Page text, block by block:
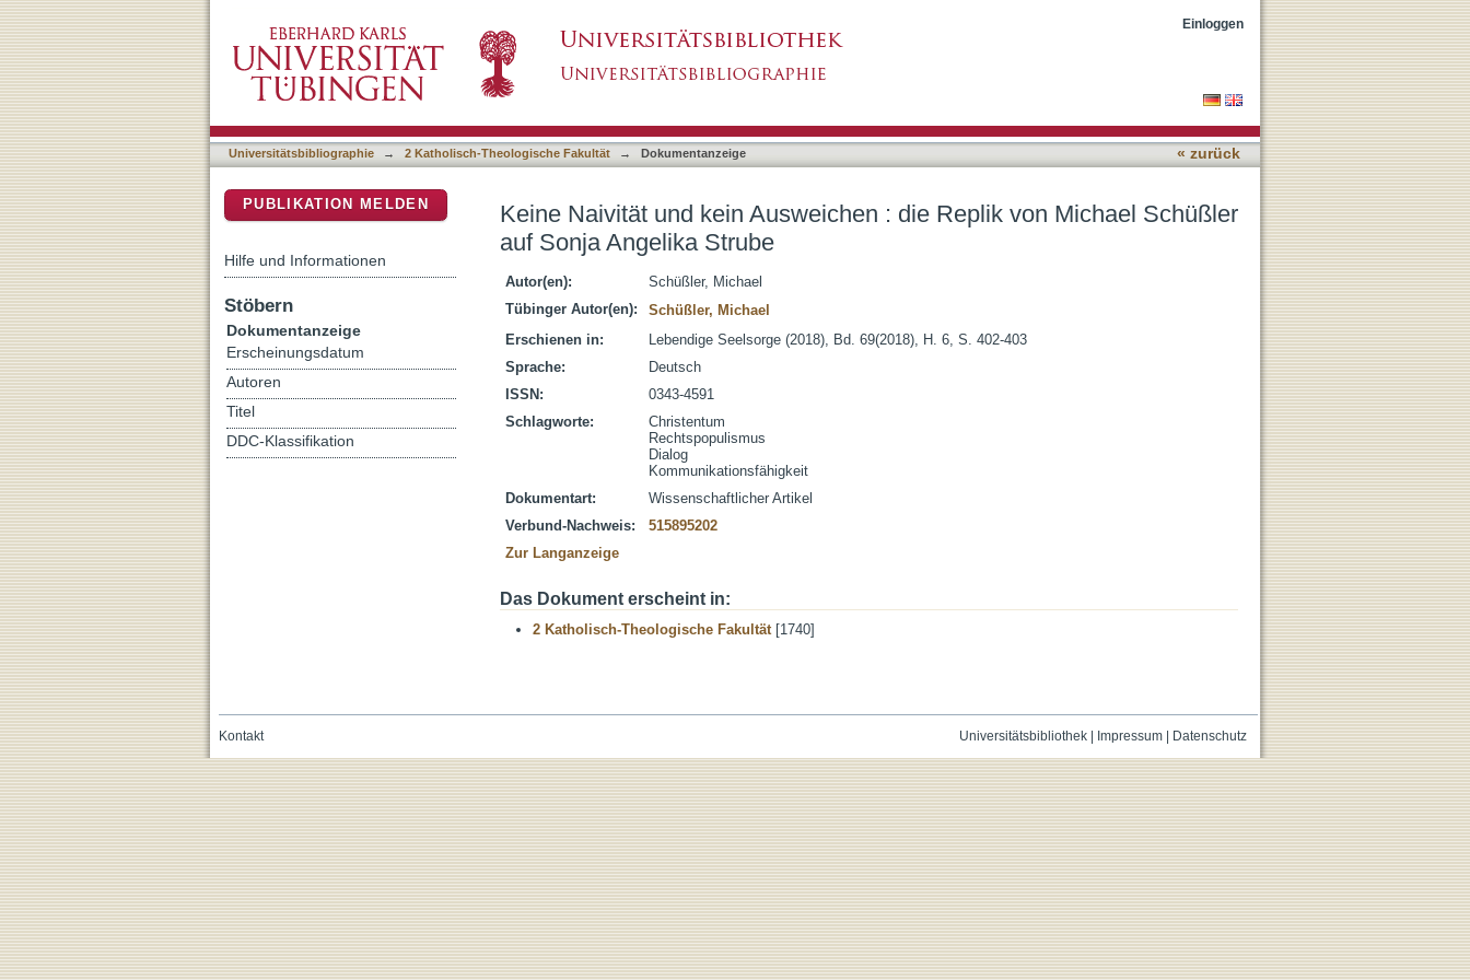
Keine Naivität und kein Ausweichen : die Replik von Michael Schüßler auf Sonja Angelika Strube
Einloggen
Universitätsbibliographie → 2 Katholisch-Theologische Fakultät → Dokumentanzeige « zurück
Keine Naivität und kein Ausweichen : die Replik von Michael Schüßler
auf Sonja Angelika Strube
Autor(en):
Schüßler, Michael
Tübinger Autor(en):
Schüßler, Michael
Erschienen in:
Lebendige Seelsorge (2018), Bd. 69(2018), H. 6, S. 402-403
Sprache:
Deutsch
ISSN:
0343-4591
Schlagworte:
Christentum
Rechtspopulismus
Dialog
Kommunikationsfähigkeit
Dokumentart:
Wissenschaftlicher Artikel
Verbund-Nachweis:
515895202
Zur Langanzeige
Das Dokument erscheint in:
2 Katholisch-Theologische Fakultät[1740]
PUBLIKATION MELDEN
Hilfe und Informationen
Stöbern
Dokumentanzeige
Erscheinungsdatum
Autoren
Titel
DDC-Klassifikation
Universitätsbibliothek| Impressum| Datenschutz
Kontakt